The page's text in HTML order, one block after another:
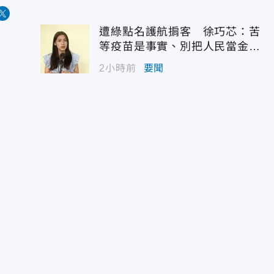
遭綠點名護航掮客 徐巧芯：苦
等疫苗是事實、別把人民當金魚
腦
2小時前 要聞